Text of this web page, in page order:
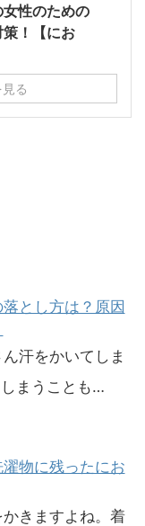
女性のための
！【にお
る
とし方は？原因
汗をかいてしま
まうことも…
物に残ったにお
きますよね。着